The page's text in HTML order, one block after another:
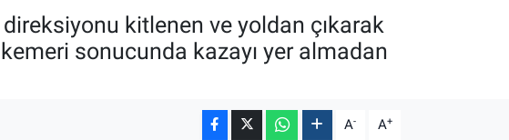
kitlenen ve yoldan çıkarak
sonucunda kazayı yer almadan
A- A+